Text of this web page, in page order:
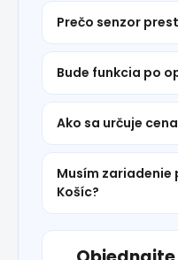
Prečo senzor
Bude funkcia po
Ako sa určuje
Musím zariadenie
Košíc?